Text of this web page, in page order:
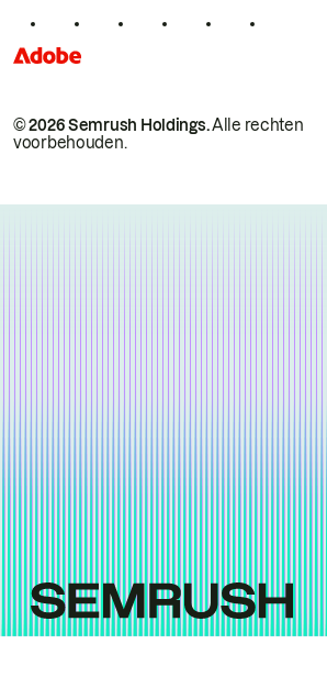
© 2026 Semrush Holdings.Alle rechten
voorbehouden.